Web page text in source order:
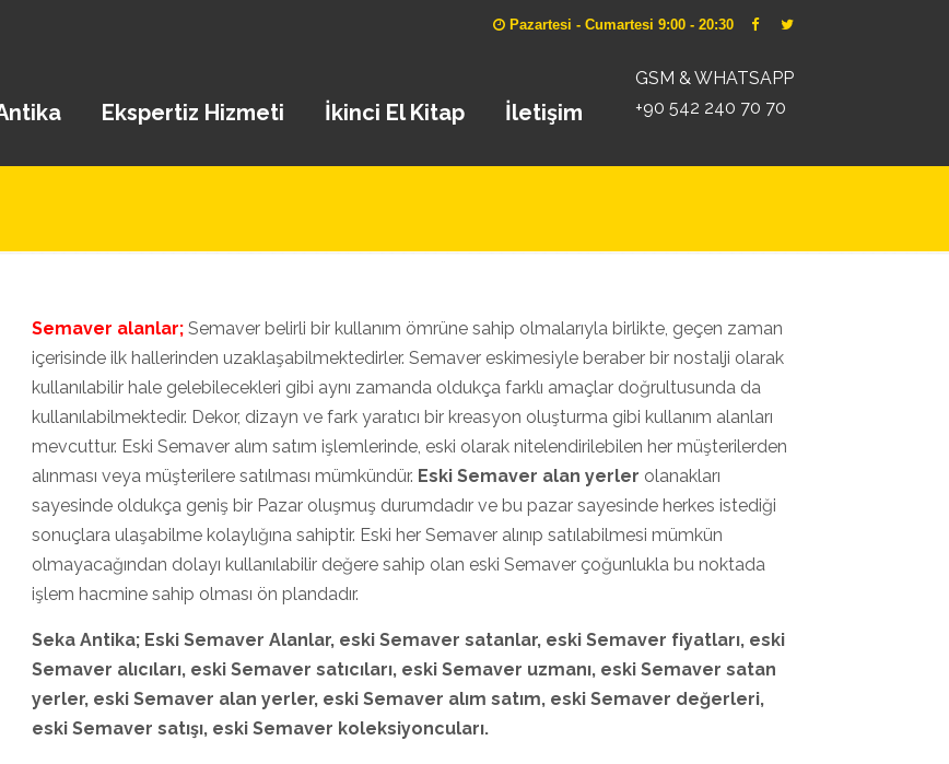
Pazartesi - Cumartesi 9:00 - 20:30
GSM & WHATSAPP
+90 542 240 70 70
Ekspertiz Hizmeti İkinci El Kitap İletişim
Semaver alanlar; Semaver belirli bir kullanım ömrüne sahip olmalarıyla birlikte, geçen zaman
içerisinde ilk hallerinden uzaklaşabilmektedirler. Semaver eskimesiyle beraber bir nostalji olarak
kullanılabilir hale gelebilecekleri gibi aynı zamanda oldukça farklı amaçlar doğrultusunda da
kullanılabilmektedir. Dekor, dizayn ve fark yaratıcı bir kreasyon oluşturma gibi kullanım alanları
mevcuttur. Eski Semaver alım satım işlemlerinde, eski olarak nitelendirilebilen her müşterilerden
alınması veya müşterilere satılması mümkündür. Eski Semaver alan yerler olanakları
sayesinde oldukça geniş bir Pazar oluşmuş durumdadır ve bu pazar sayesinde herkes istediği
sonuçlara ulaşabilme kolaylığına sahiptir. Eski her Semaver alınıp satılabilmesi mümkün
olmayacağından dolayı kullanılabilir değere sahip olan eski Semaver çoğunlukla bu noktada
işlem hacmine sahip olması ön plandadır.
Seka Antika; Eski Semaver Alanlar, eski Semaver satanlar, eski Semaver fiyatları, eski
Semaver alıcıları, eski Semaver satıcıları, eski Semaver uzmanı, eski Semaver satan
yerler, eski Semaver alan yerler, eski Semaver alım satım, eski Semaver değerleri,
eski Semaver satışı, eski Semaver koleksiyoncuları.